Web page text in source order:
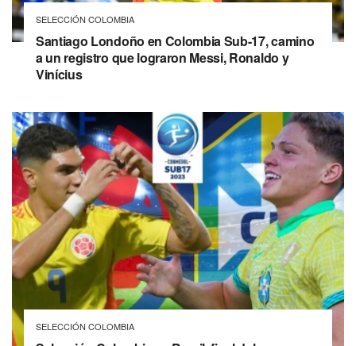
SELECCIÓN COLOMBIA
Santiago Londoño en Colombia Sub-17, camino
a un registro que lograron Messi, Ronaldo y
Vinícius
SELECCIÓN COLOMBIA